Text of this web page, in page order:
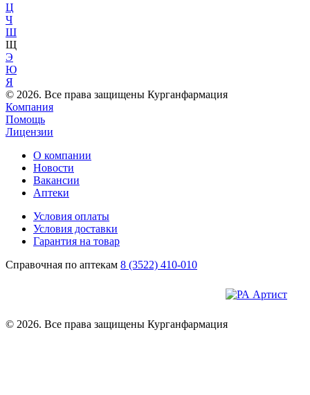
Ц
Ч
Ш
Щ
Э
Ю
Я
© 2026. Все права защищены Курганфармация
Компания
Помощь
Лицензии
О компании
Новости
Вакансии
Аптеки
Условия оплаты
Условия доставки
Гарантия на товар
Справочная по аптекам 8 (3522) 410-010
© 2026. Все права защищены Курганфармация